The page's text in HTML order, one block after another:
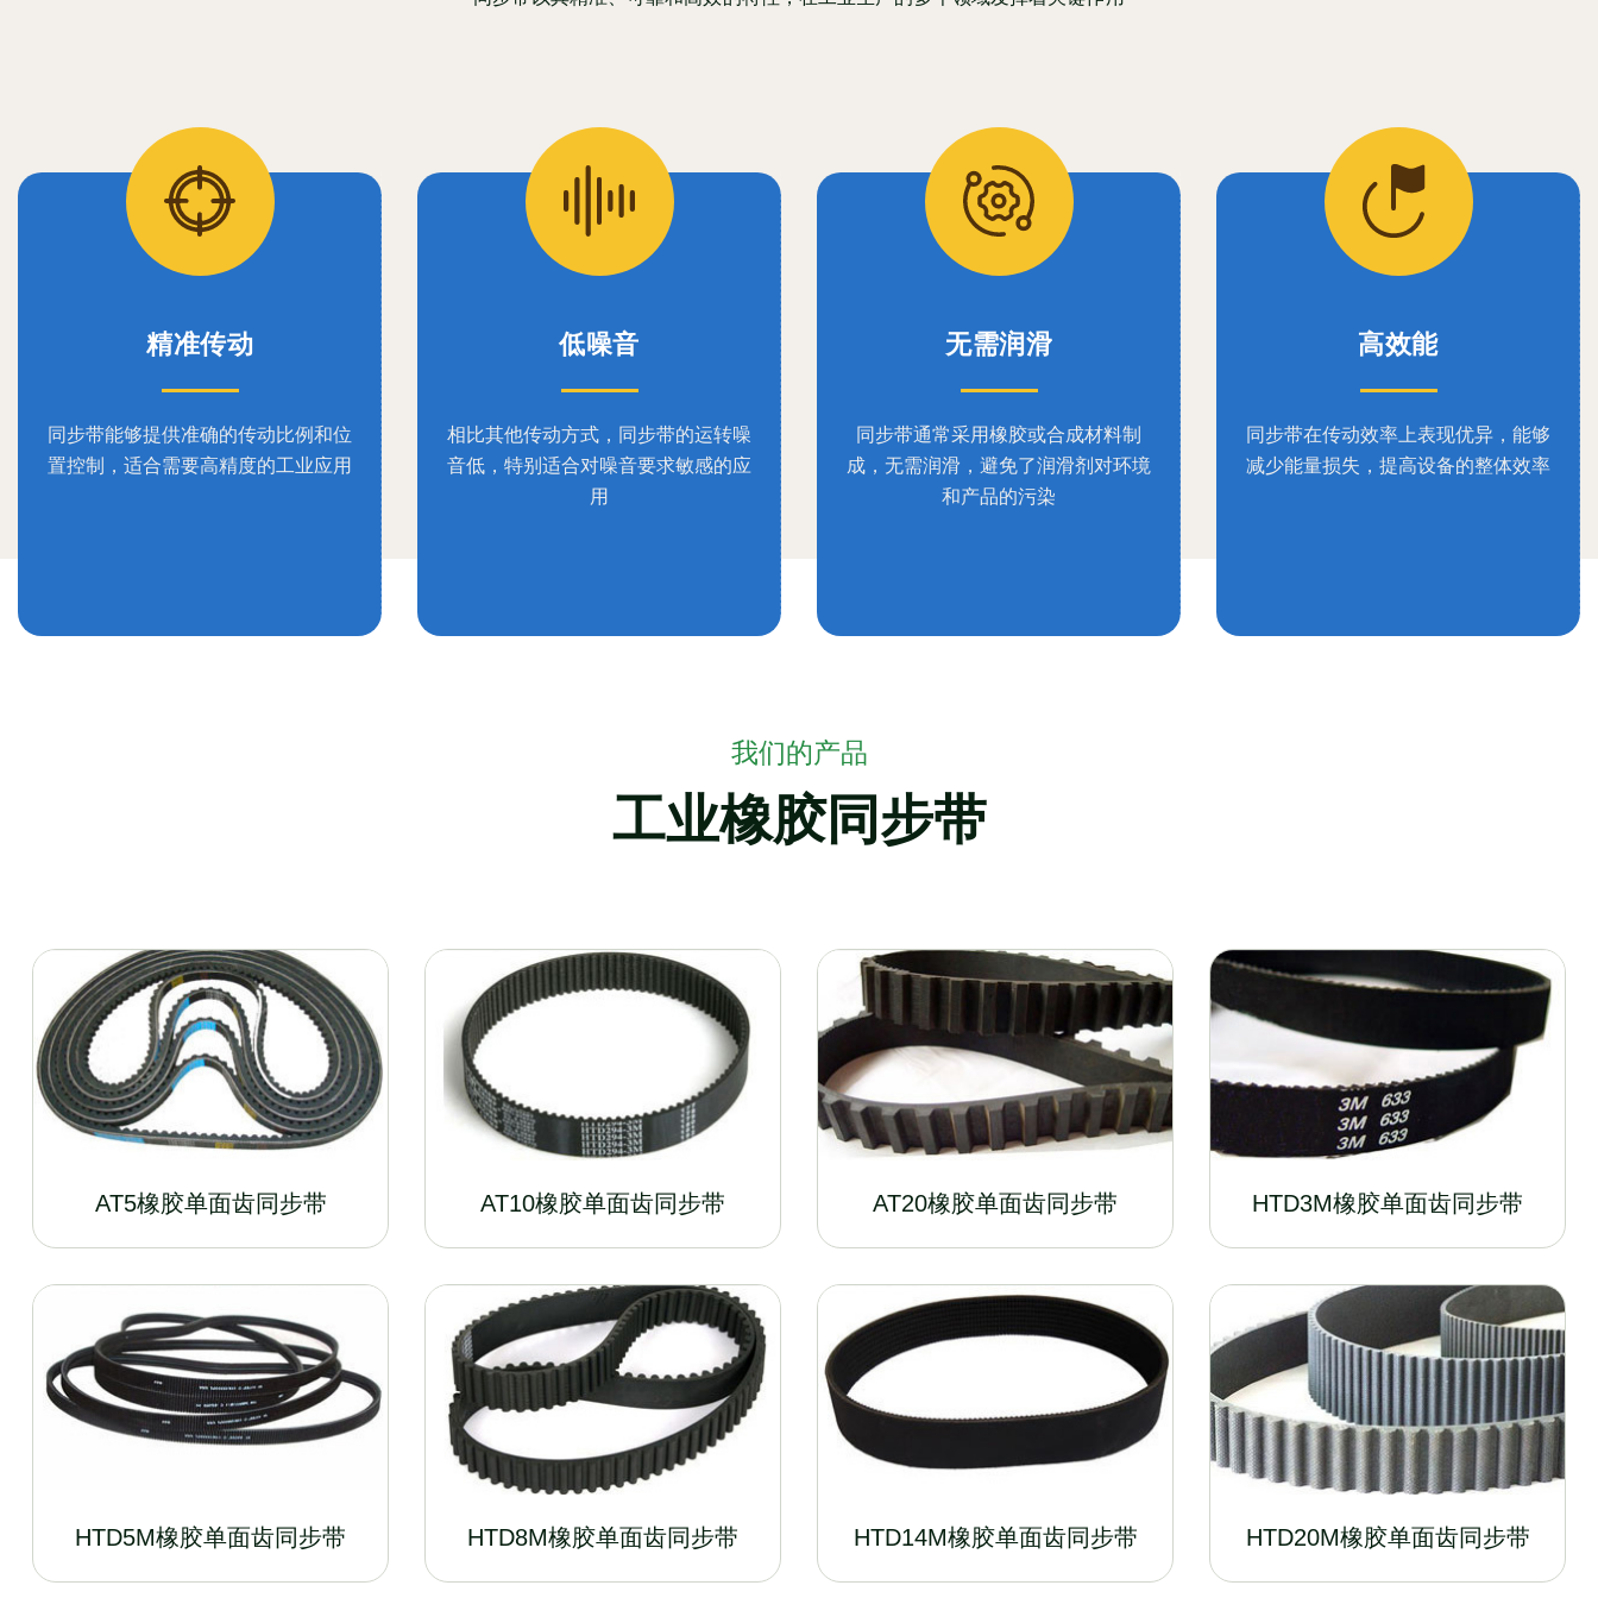
精准传动
同步带能够提供准确的传动比例和位
置控制，适合需要高精度的工业应用
低噪音
相比其他传动方式，同步带的运转噪
音低，特别适合对噪音要求敏感的应
用
无需润滑
同步带通常采用橡胶或合成材料制
成，无需润滑，避免了润滑剂对环境
和产品的污染
高效能
同步带在传动效率上表现优异，能够
减少能量损失，提高设备的整体效率
我们的产品
工业橡胶同步带
AT5橡胶单面齿同步带 AT10橡胶单面齿同步带 AT20橡胶单面齿同步带 HTD3M橡胶单面齿同步带
HTD5M橡胶单面齿同步带 HTD8M橡胶单面齿同步带 HTD14M橡胶单面齿同步带 HTD20M橡胶单面齿同步带